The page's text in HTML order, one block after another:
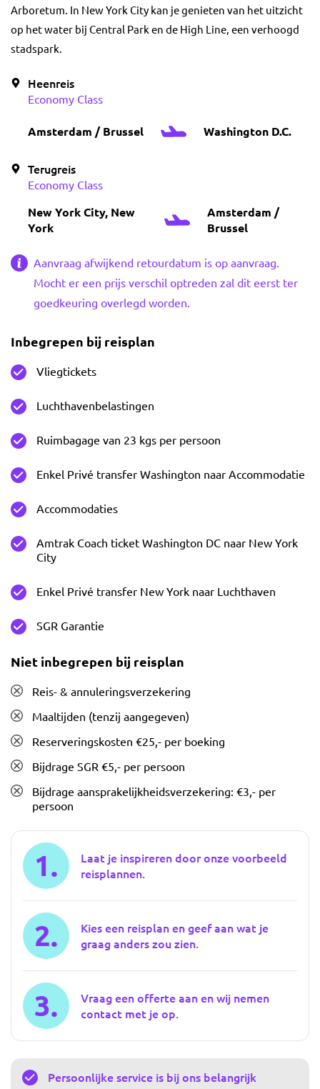
Arboretum. In New York City kan je genieten van het uitzicht
op het water bij Central Park en de High Line, een verhoogd
stadspark.
Heenreis
Economy Class
Amsterdam / Brussel Washington D.C.
Terugreis
Economy Class
New York City, New
York
Amsterdam /
Brussel
Aanvraag afwijkend retourdatum is op aanvraag.
Mocht er een prijs verschil optreden zal dit eerst ter
goedkeuring overlegd worden.
Inbegrepen bij reisplan
Vliegtickets
Luchthavenbelastingen
Ruimbagage van 23 kgs per persoon
Enkel Privé transfer Washington naar Accommodatie
Accommodaties
Amtrak Coach ticket Washington DC naar New York
City
Enkel Privé transfer New York naar Luchthaven
SGR Garantie
Niet inbegrepen bij reisplan
Reis- & annuleringsverzekering
Maaltijden (tenzij aangegeven)
Reserveringskosten €25,- per boeking
Bijdrage SGR €5,- per persoon
Bijdrage aansprakelijkheidsverzekering: €3,- per
persoon
1.
Laat je inspireren door onze voorbeeld
reisplannen.
2.
Kies een reisplan en geef aan wat je
graag anders zou zien.
3.
Vraag een offerte aan en wij nemen
contact met je op.
Persoonlijke service is bij ons belangrijk